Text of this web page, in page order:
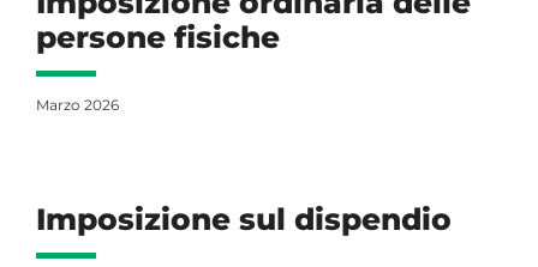
persone fisiche
Marzo 2026
Imposizione sul dispendio